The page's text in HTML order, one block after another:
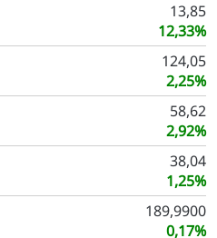
13,85
12,33%
124,05
2,25%
58,62
2,92%
38,04
1,25%
189,9900
0,17%